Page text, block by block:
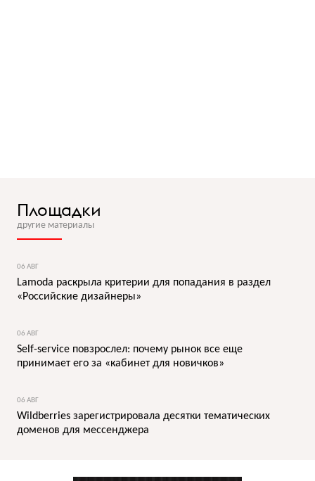
Площадки
другие материалы
06 АВГ
Lamoda раскрыла критерии для попадания в раздел
«Российские дизайнеры»
06 АВГ
Self-service повзрослел: почему рынок все еще
принимает его за «кабинет для новичков»
06 АВГ
Wildberries зарегистрировала десятки тематических
доменов для мессенджера